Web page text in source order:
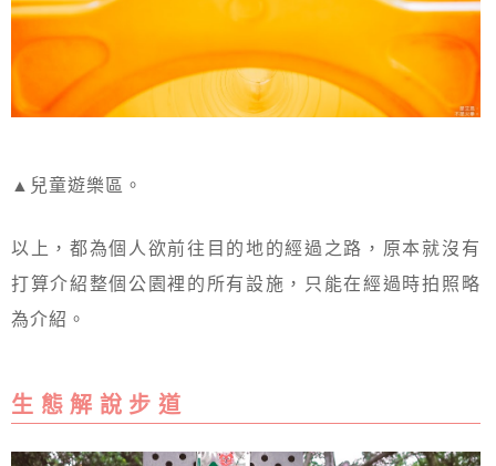
▲兒童遊樂區。
以上，都為個人欲前往目的地的經過之路，原本就沒有
打算介紹整個公園裡的所有設施，只能在經過時拍照略
為介紹。
生 態 解 說 步 道